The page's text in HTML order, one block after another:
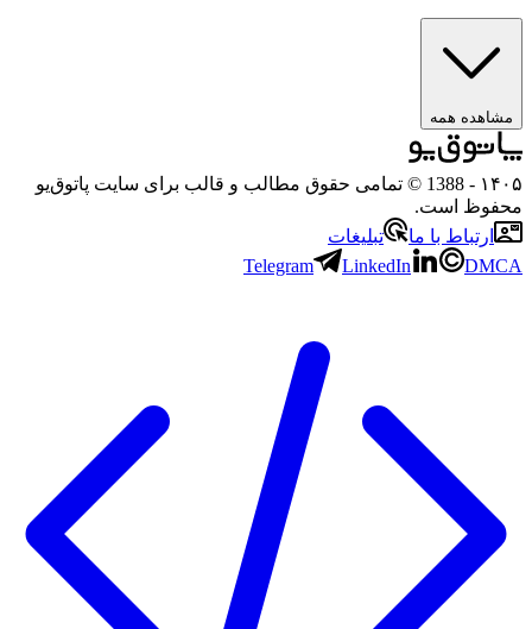
مشاهده همه
۱۴۰۵
- 1388 © تمامی حقوق مطالب و قالب برای سایت پاتوق‌یو
محفوظ است.
ارتباط با ما
تبلیغات
Telegram
LinkedIn DMCA